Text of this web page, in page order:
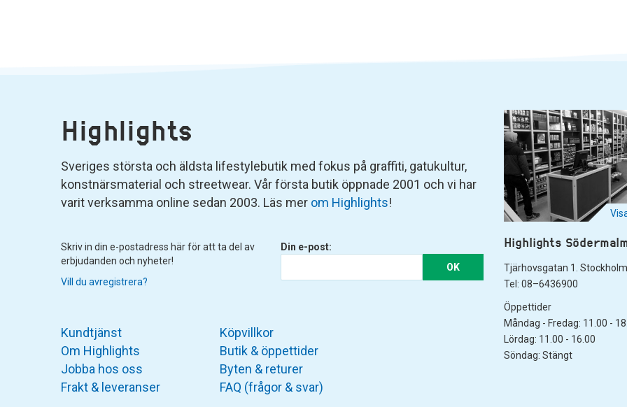
Highlights
Sveriges största och äldsta lifestylebutik med fokus på graffiti, gatukultur,
konstnärsmaterial och streetwear. Vår första butik öppnade 2001 och vi har
varit verksamma online sedan 2003. Läs mer om Highlights!
Skriv in din e-postadress här för att ta del av
erbjudanden och nyheter!
Vill du avregistrera?
Din e-post:
OK
Highlights
Tjärhovsgatan 1. Stockholm
Tel: 08–6436900
Öppettider
Måndag - Fredag: 11.00 -
Lördag: 11.00 - 16.00
Söndag: Stängt
Kundtjänst
Om Highlights
Jobba hos oss
Frakt & leveranser
Köpvillkor
Butik & öppettider
Byten & returer
FAQ (frågor & svar)